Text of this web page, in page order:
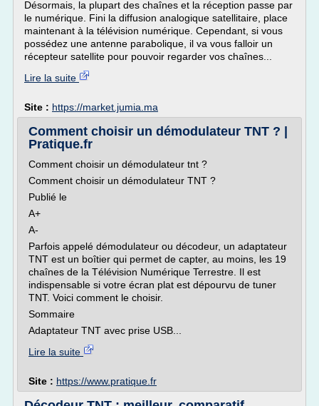
Désormais, la plupart des chaînes et la réception passe par
le numérique. Fini la diffusion analogique satellitaire, place
maintenant à la télévision numérique. Cependant, si vous
possédez une antenne parabolique, il va vous falloir un
récepteur satellite pour pouvoir regarder vos chaînes...
Lire la suite
Site : https://market.jumia.ma
Comment choisir un démodulateur TNT ? |
Pratique.fr
Comment choisir un démodulateur tnt ?
Comment choisir un démodulateur TNT ?
Publié le
A+
A-
Parfois appelé démodulateur ou décodeur, un adaptateur
TNT est un boîtier qui permet de capter, au moins, les 19
chaînes de la Télévision Numérique Terrestre. Il est
indispensable si votre écran plat est dépourvu de tuner
TNT. Voici comment le choisir.
Sommaire
Adaptateur TNT avec prise USB...
Lire la suite
Site : https://www.pratique.fr